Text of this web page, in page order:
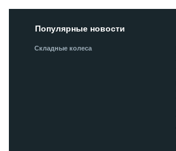
Популярные новости
Складные колеса